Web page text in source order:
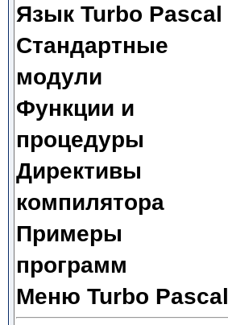
Язык Turbo Pascal
Стандартные
модули
Функции и
процедуры
Директивы
компилятора
Примеры
программ
Меню Turbo Pascal